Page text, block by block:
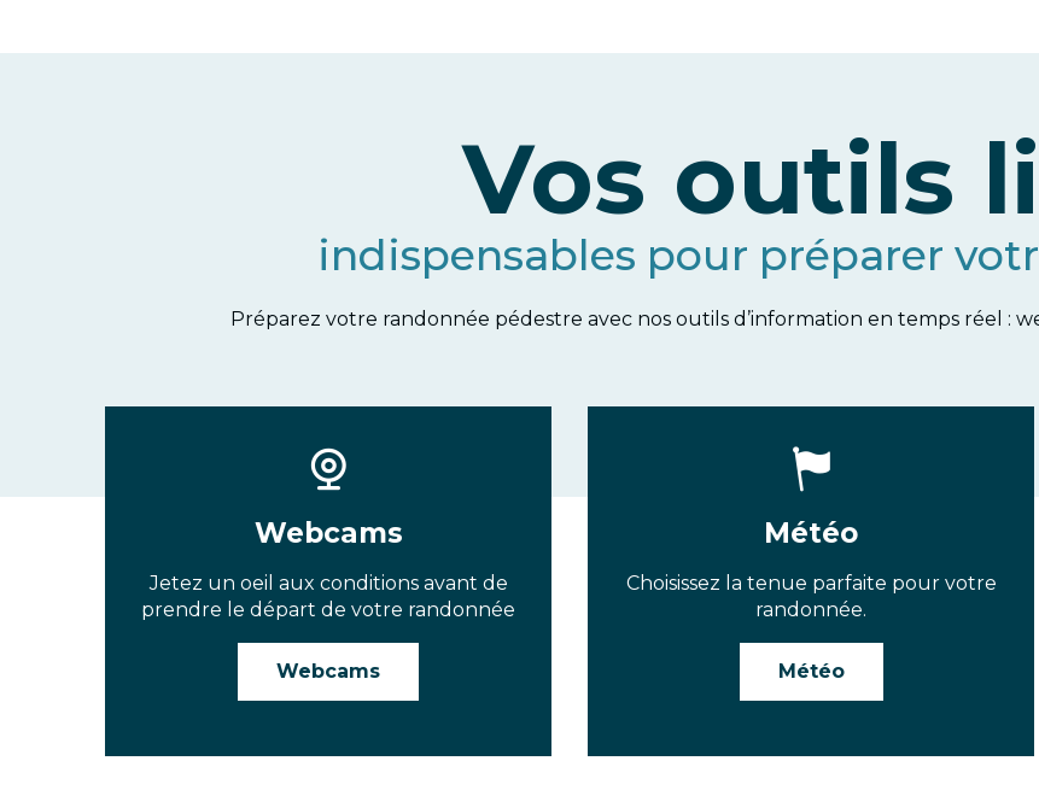
Vos outils
indispensables pour préparer
Préparez votre randonnée pédestre avec nos outils d’information en temps réel :
Webcams
Jetez un oeil aux conditions avant de
prendre le départ de votre randonnée
Webcams
Météo
Choisissez la tenue parfaite pour votre
randonnée.
Météo